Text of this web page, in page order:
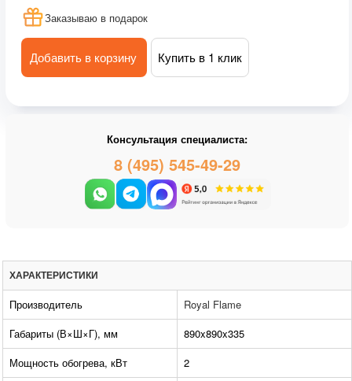
Заказываю в подарок
Добавить в корзину Купить в 1 клик
Консультация специалиста:
8 (495) 545-49-29
ХАРАКТЕРИСТИКИ
Производитель
Royal Flame
Габариты (В×Ш×Г), мм
890x890x335
Мощность обогрева, кВт
2